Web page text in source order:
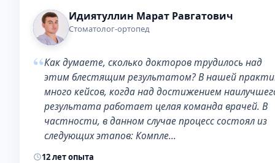
Идиятуллин Марат Равгатович
Стоматолог-ортопед
“Как думаете, сколько докторов трудилось над
этим блестящим результатом? В нашей
много кейсов, когда над достижением
результата работает целая команда врачей. В
частности, в данном случае процесс состоял из
следующих этапов: Компле…
12 лет опыта